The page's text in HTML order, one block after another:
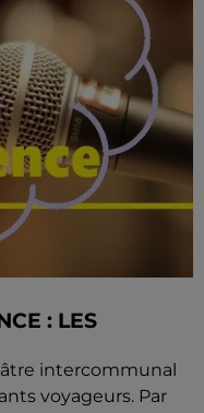
: LES
intercommunal
voyageurs. Par